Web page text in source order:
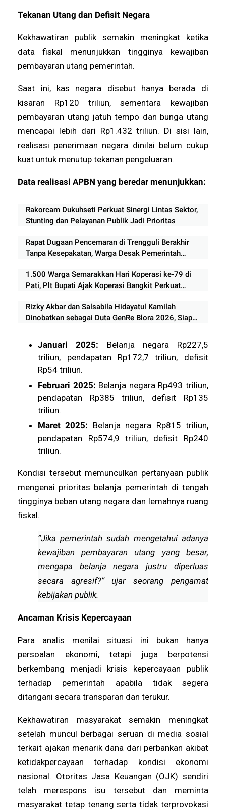
Tekanan Utang dan Defisit Negara
Kekhawatiran publik semakin meningkat ketika
data fiskal menunjukkan tingginya kewajiban
pembayaran utang pemerintah.
Saat ini, kas negara disebut hanya berada di
kisaran Rp120 triliun, sementara kewajiban
pembayaran utang jatuh tempo dan bunga utang
mencapai lebih dari Rp1.432 triliun. Di sisi lain,
realisasi penerimaan negara dinilai belum cukup
kuat untuk menutup tekanan pengeluaran.
Data realisasi APBN yang beredar menunjukkan:
Rakorcam Dukuhseti Perkuat Sinergi Lintas Sektor,
Stunting dan Pelayanan Publik Jadi Prioritas
Rapat Dugaan Pencemaran di Trengguli Berakhir
Tanpa Kesepakatan, Warga Desak Pemerintah
1.500 Warga Semarakkan Hari Koperasi ke-79 di
Pati, Plt Bupati Ajak Koperasi Bangkit Perkuat
Rizky Akbar dan Salsabila Hidayatul Kamilah
Dinobatkan sebagai Duta GenRe Blora 2026, Siap
Januari 2025: Belanja negara Rp227,5
triliun, pendapatan Rp172,7 triliun, defisit
Rp54 triliun.
Februari 2025: Belanja negara Rp493 triliun,
pendapatan Rp385 triliun, defisit Rp135
triliun.
Maret 2025: Belanja negara Rp815 triliun,
pendapatan Rp574,9 triliun, defisit Rp240
triliun.
Kondisi tersebut memunculkan pertanyaan publik
mengenai prioritas belanja pemerintah di tengah
tingginya beban utang negara dan lemahnya ruang
fiskal.
“Jika pemerintah sudah mengetahui adanya
kewajiban pembayaran utang yang besar,
mengapa belanja negara justru diperluas
secara agresif?” ujar seorang pengamat
kebijakan publik.
Ancaman Krisis Kepercayaan
Para analis menilai situasi ini bukan hanya
persoalan ekonomi, tetapi juga berpotensi
berkembang menjadi krisis kepercayaan publik
terhadap pemerintah apabila tidak segera
ditangani secara transparan dan terukur.
Kekhawatiran masyarakat semakin meningkat
setelah muncul berbagai seruan di media sosial
terkait ajakan menarik dana dari perbankan akibat
ketidakpercayaan terhadap kondisi ekonomi
nasional. Otoritas Jasa Keuangan (OJK) sendiri
telah merespons isu tersebut dan meminta
masyarakat tetap tenang serta tidak terprovokasi